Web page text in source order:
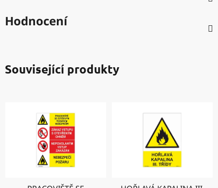
Hodnocení
Související produkty